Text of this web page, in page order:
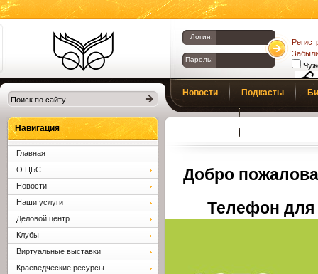
Библиотеки
Клина. Клинская
ЦБС.
Логин:
Пароль:
Новости Подкасты
Добро
Телефон для
Навигация
Главная
О ЦБС
Новости
Наши услуги
Деловой центр
Клубы
Виртуальные выставки
Краеведческие ресурсы